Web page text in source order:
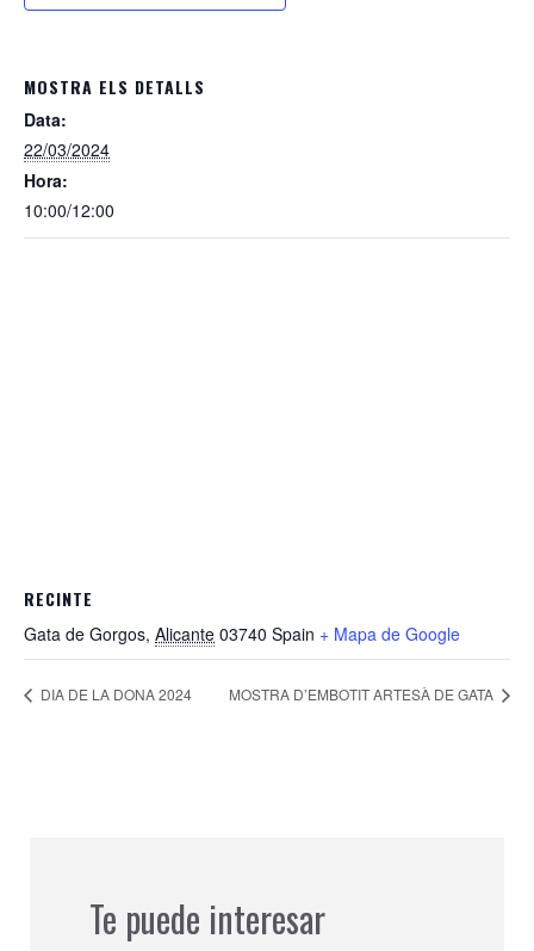
MOSTRA ELS DETALLS
Data:
22/03/2024
Hora:
10:00/12:00
RECINTE
Gata de Gorgos, Alicante 03740 Spain + Mapa de Google
DIA DE LA DONA 2024 MOSTRA D’EMBOTIT ARTESÀ DE GATA
Te puede interesar